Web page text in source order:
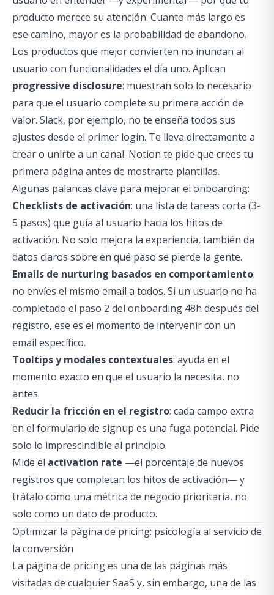
producto merece su atención. Cuanto más largo es
ese camino, mayor es la probabilidad de abandono.
Los productos que mejor convierten no inundan al
usuario con funcionalidades el día uno. Aplican
progressive disclosure: muestran solo lo necesario
para que el usuario complete su primera acción de
valor. Slack, por ejemplo, no te enseña todos sus
ajustes desde el primer login. Te lleva directamente a
crear o unirte a un canal. Notion te pide que crees tu
primera página antes de mostrarte plantillas.
Algunas palancas clave para mejorar el onboarding:
Checklists de activación: una lista de tareas corta (3-
5 pasos) que guía al usuario hacia los hitos de
activación. No solo mejora la experiencia, también da
datos claros sobre en qué paso se pierde la gente.
Emails de nurturing basados en comportamiento:
no envíes el mismo email a todos. Si un usuario no ha
completado el paso 2 del onboarding 48h después del
registro, ese es el momento de intervenir con un
email específico.
Tooltips y modales contextuales: ayuda en el
momento exacto en que el usuario la necesita, no
antes.
Reducir la fricción en el registro: cada campo extra
en el formulario de signup es una fuga potencial. Pide
solo lo imprescindible al principio.
Mide el activation rate —el porcentaje de nuevos
registros que completan los hitos de activación— y
trátalo como una métrica de negocio prioritaria, no
solo como un dato de producto.
Optimizar la página de pricing: psicología al servicio de
la conversión
La página de pricing es una de las páginas más
visitadas de cualquier SaaS y, sin embargo, una de las